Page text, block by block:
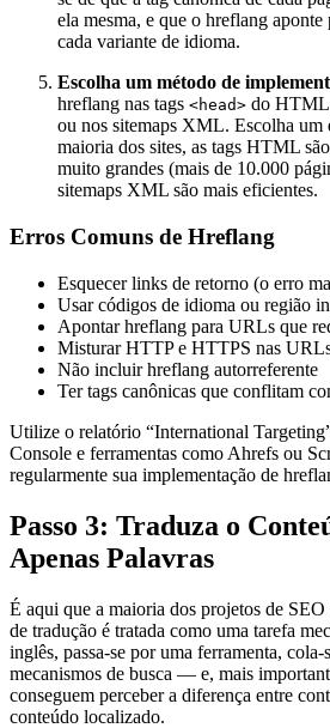
ela mesma, e que o hreflang aponte
cada variante de idioma.
Escolha um método de
hreflang nas tags <head> do
ou nos sitemaps XML. Escolha um
maioria dos sites, as tags HTML
muito grandes (mais de 10.000
sitemaps XML são mais eficientes.
Erros Comuns de Hreflang
Esquecer links de retorno (o erro
Usar códigos de idioma ou região
Apontar hreflang para URLs que
Misturar HTTP e HTTPS nas
Não incluir hreflang autorreferente
Ter tags canônicas que conflitam
Utilize o relatório “International
Console e ferramentas como Ahrefs ou
regularmente sua implementação de
Passo 3: Traduza o
Apenas Palavras
É aqui que a maioria dos projetos de
de tradução é tratada como uma tarefa
inglês, passa-se por uma ferramenta,
mecanismos de busca — e, mais
conseguem perceber a diferença entre
conteúdo localizado.